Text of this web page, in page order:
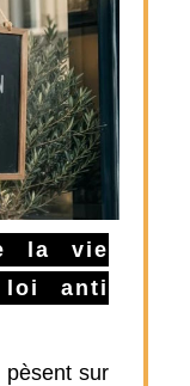
la vie
loi anti
pèsent sur